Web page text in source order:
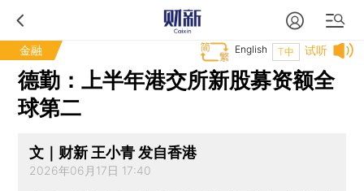
金融 试听
T中
English
德勤：上半年港交所新股募资额全
球第二
文｜财新 王小青 发自香港
2026年06月17日 17:40